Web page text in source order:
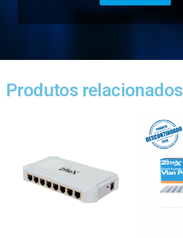
Produtos relacionados